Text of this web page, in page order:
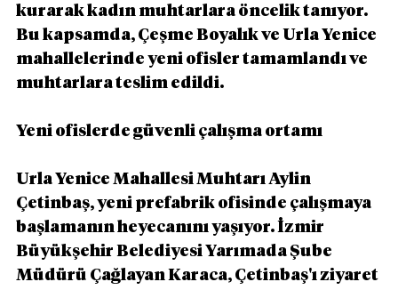
kurarak kadın muhtarlara öncelik tanıyor.
Bu kapsamda, Çeşme Boyalık ve Urla Yenice
mahallelerinde yeni ofisler tamamlandı ve
muhtarlara teslim edildi.
Yeni ofislerde güvenli çalışma ortamı
Urla Yenice Mahallesi Muhtarı Aylin
Çetinbaş, yeni prefabrik ofisinde çalışmaya
başlamanın heyecanını yaşıyor. İzmir
Büyükşehir Belediyesi Yarımada Şube
Müdürü Çağlayan Karaca, Çetinbaş'ı ziyaret